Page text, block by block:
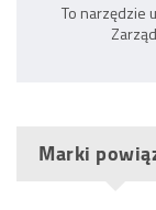
To narzędzie
Marki